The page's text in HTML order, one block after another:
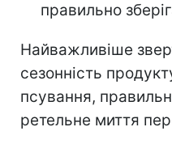
правильно
Найважливіше
сезонність
псування,
ретельне миття